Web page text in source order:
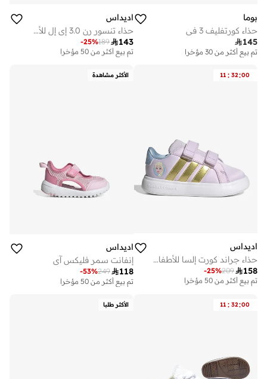
بوما
حذاء كورتفليف 3 في
145
تم بيع أكثر من 30 مؤخرا
اديداس
حذاء تنسور رن 3.0 إي إل للأطفال
143
189
-25%
على وشك النفاد
تم بيع أكثر من 50 مؤخرا
تم بيع أكثر من 50 مؤخرا
11 : 32:00
اديداس
حذاء جراند كورت إلسا للأطفال الرضع
158
209
-25%
على وشك النفاد
تم بيع أكثر من 50 مؤخرا
الأكثر مشاهدة
اديداس
إنفانت سمر فليكس آي
118
249
-53%
تم بيع أكثر من 50 مؤخرا
11 : 32:00 الأكثر طلبا